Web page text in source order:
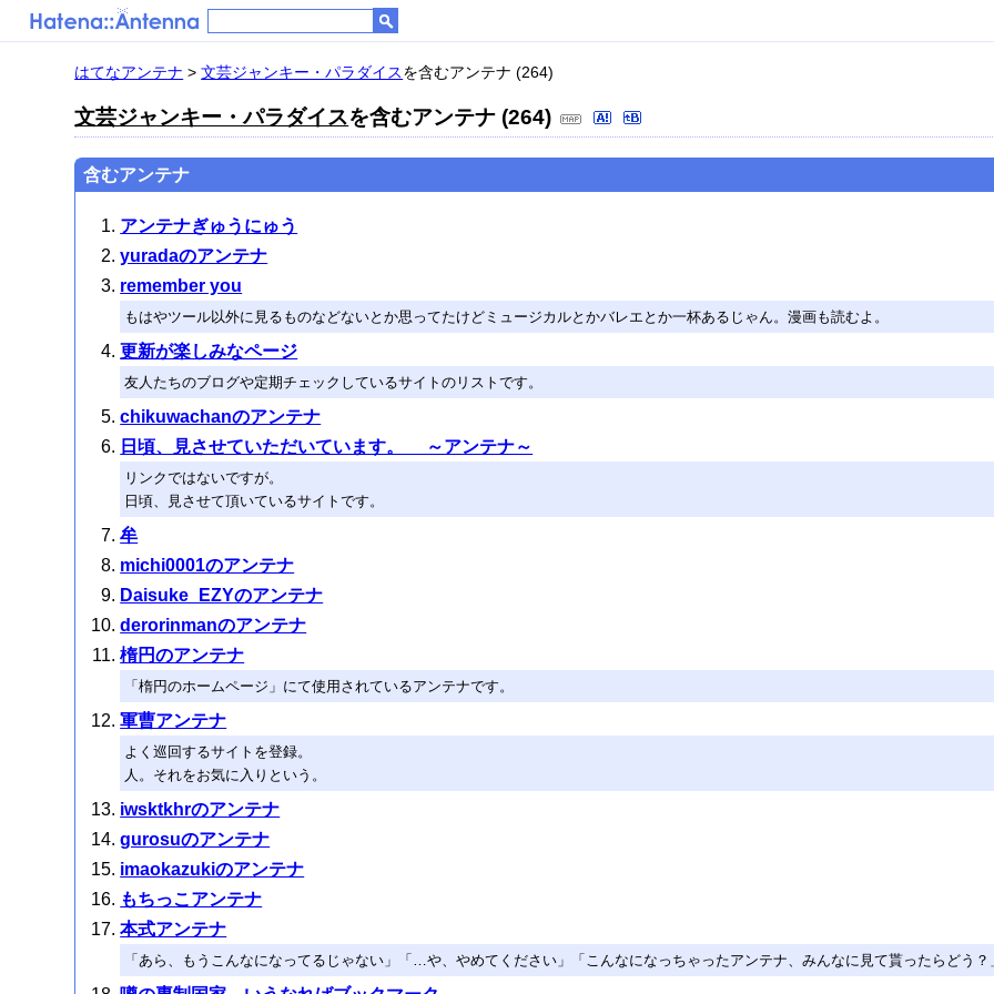
はてなアンテナ >文芸ジャンキー・パラダイスを含むアンテナ (264)
文芸ジャンキー・パラダイスを含むアンテナ (264)
含むアンテナ
アンテナぎゅうにゅう
yuradaのアンテナ
remember you
もはやツール以外に見るものなどないとか思ってたけどミュージカルとかバレエとか一杯あるじゃん。漫画も読むよ。
更新が楽しみなページ
友人たちのブログや定期チェックしているサイトのリストです。
chikuwachanのアンテナ
日頃、見させていただいています。 ～アンテナ～
リンクではないですが。
日頃、見させて頂いているサイトです。
牟
michi0001のアンテナ
Daisuke_EZYのアンテナ
derorinmanのアンテナ
楕円のアンテナ
「楕円のホームページ」にて使用されているアンテナです。
軍曹アンテナ
よく巡回するサイトを登録。
人。それをお気に入りという。
iwsktkhrのアンテナ
gurosuのアンテナ
imaokazukiのアンテナ
もちっこアンテナ
本式アンテナ
「あら、もうこんなになってるじゃない」「…や、やめてください」「こんなになっちゃったアンテナ、みんなに見て貰ったらどう？